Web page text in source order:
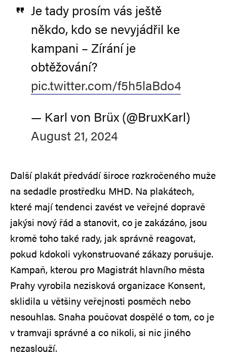
Je tady prosím vás ještě
někdo, kdo se nevyjádřil ke
kampani – Zírání je
obtěžování?
pic.twitter.com/f5h5laBdo4
— Karl von Brüx (@BruxKarl)
August 21, 2024
Další plakát předvádí široce rozkročeného muže
na sedadle prostředku MHD. Na plakátech,
které mají tendenci zavést ve veřejné dopravě
jakýsi nový řád a stanovit, co je zakázáno, jsou
kromě toho také rady, jak správně reagovat,
pokud kdokoli vykonstruované zákazy porušuje.
Kampaň, kterou pro Magistrát hlavního města
Prahy vyrobila nezisková organizace Konsent,
sklidila u většiny veřejnosti posměch nebo
nesouhlas. Snaha poučovat dospělé o tom, co je
v tramvaji správné a co nikoli, si nic jiného
nezaslouží.